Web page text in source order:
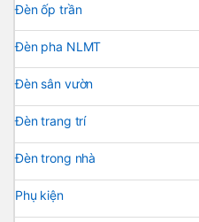
Đèn ốp trần
Đèn pha NLMT
Đèn sân vườn
Đèn trang trí
Đèn trong nhà
Phụ kiện